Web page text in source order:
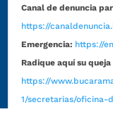
Canal de denuncia
https://
Emergencia: https://
Radique aquí su
https://
1/secretarias/